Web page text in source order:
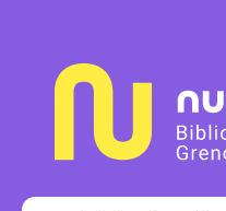
recherche